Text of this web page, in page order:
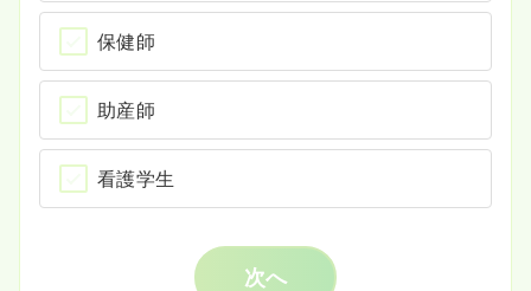
保健師
助産師
看護学生
次へ